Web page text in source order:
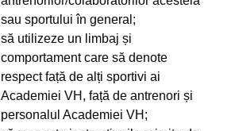
sau sportului în general;
să utilizeze un limbaj și
comportament care să denote
respect față de alți sportivi ai
Academiei VH, față de antrenori și
personalul Academiei VH;